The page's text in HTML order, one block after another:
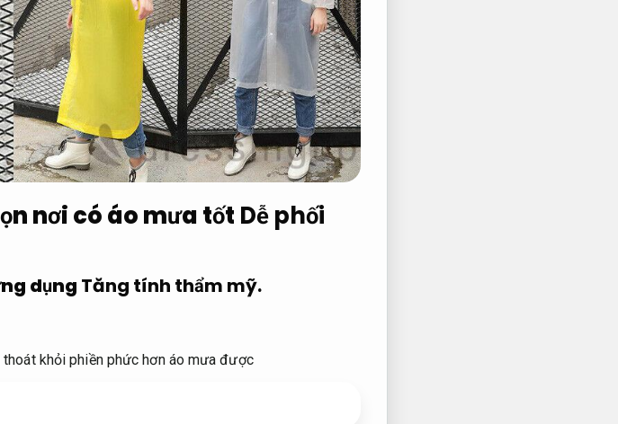
nơi có áo mưa tốt Dễ phối
dụng Tăng tính thẩm mỹ.
khỏi phiền phức hơn áo mưa được